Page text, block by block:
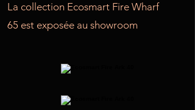
La collection Ecosmart Fire Wharf
65 est exposée au showroom